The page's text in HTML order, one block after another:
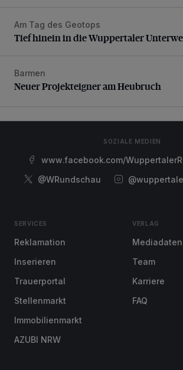
Tief hinein in die Wuppertaler Unterwelt
Am Tag des Geotops
Tief hinein in die Wuppertaler
Neuer Projekteigner am Heubruch
Barmen
Neuer Projekteigner am Heubruch
SOZIALE MEDIEN
www.facebook.com/
@WRundschau
SERVICES
Reklamation
Inserieren
Trauerportal
Stellenmarkt
Immobilienmarkt
AZUBI NRW
VERLAG
Mediadaten
Team
Karriere
FAQ